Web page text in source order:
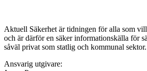
Aktuell Säkerhet är tidningen för alla som
och är därför en säker informationskälla för
såväl privat som statlig och kommunal sektor.
Ansvarig utgivare: